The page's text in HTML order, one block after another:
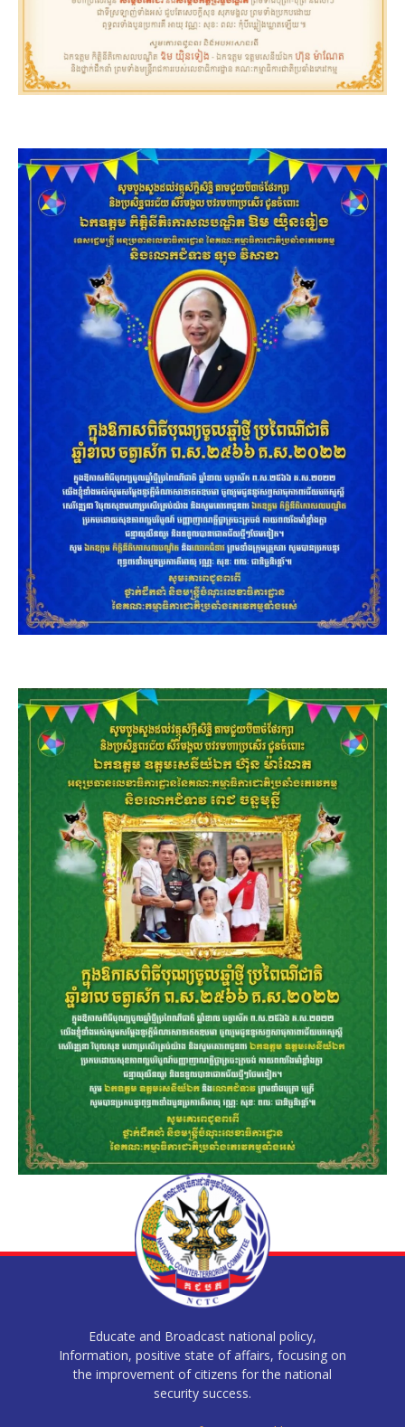
Educate and Broadcast national policy,
Information, positive state of affairs, focusing on
the improvement of citizens for the national
security success.